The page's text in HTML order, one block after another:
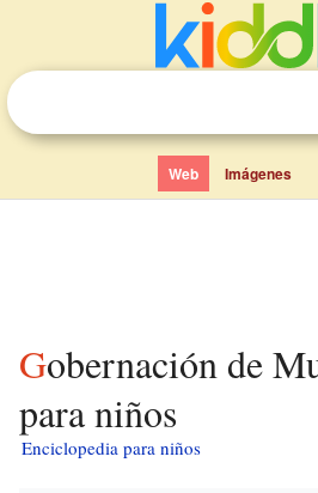
Web Imágenes
Gobernación de Muharraq
para niños
Enciclopedia para niños